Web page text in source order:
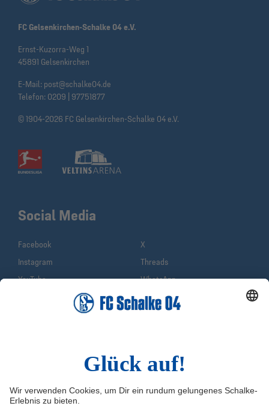
FC Gelsenkirchen-Schalke 04 e.V.
Ernst-Kuzorra-Weg 1
45891 Gelsenkirchen
E-Mail: post@schalke04.de
Telefon: 0209 | 97751877
© 1904-2026 FC Gelsenkirchen-Schalke 04 e.V.
Service & Kontakt
Tickets
Social Media
Facebook
X
Instagram
Threads
YouTube
WhatsApp
Sina Weibo